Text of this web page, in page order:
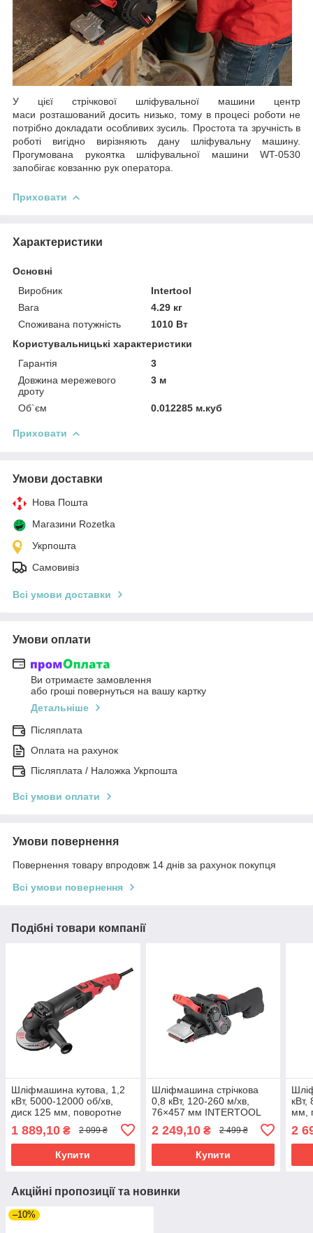
У цієї стрічкової шліфувальної машини центр
маси розташований досить низько, тому в процесі роботи не
потрібно докладати особливих зусиль. Простота та зручність в
роботі вигідно вирізняють дану шліфувальну машину.
Прогумована рукоятка шліфувальної машини WT-0530
запобігає ковзанню рук оператора.
Приховати
Характеристики
Основні
Виробник
Intertool
Вага
4.29 кг
Споживана потужність
1010 Вт
Користувальницькі характеристики
Гарантія
3
Довжина мережевого
дроту
3 м
Об`єм 0.012285 м.куб
Приховати
Умови доставки
Нова Пошта
Магазини Rozetka
Укрпошта
Самовивіз
Всі умови доставки
Умови оплати
Ви отримаєте замовлення
або гроші повернуться на вашу картку
Детальніше
Післяплата
Оплата на рахунок
Післяплата / Наложка Укрпошта
Всі умови оплати
Умови повернення
Повернення товару впродовж 14 днів за рахунок покупця
Всі умови повернення
Подібні товари компанії
Шліфмашина кутова, 1,2
кВт, 5000-12000 об/хв,
диск 125 мм, поворотне
0225
1 889,10 ₴ 2 099 ₴
Купити
Шліфмашина стрічкова
0,8 кВт, 120-260 м/хв,
76×457 мм INTERTOOL
2 249,10₴ 2 499 ₴
Купити
кВт,
мм,
2
Акційні пропозиції та новинки
–10%